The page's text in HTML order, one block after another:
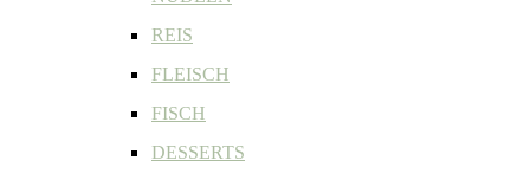
REIS
FLEISCH
FISCH
DESSERTS